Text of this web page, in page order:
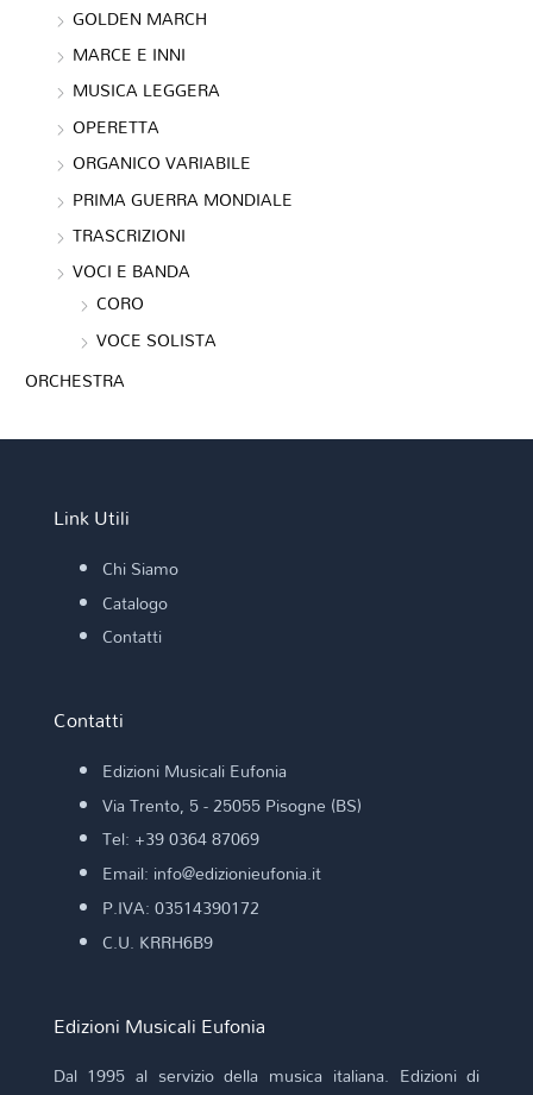
GOLDEN MARCH
MARCE E INNI
MUSICA LEGGERA
OPERETTA
ORGANICO VARIABILE
PRIMA GUERRA MONDIALE
TRASCRIZIONI
VOCI E BANDA
CORO
VOCE SOLISTA
ORCHESTRA
Link Utili
Chi Siamo
Catalogo
Contatti
Contatti
Edizioni Musicali Eufonia
Via Trento, 5 - 25055 Pisogne (BS)
Tel: +39 0364 87069
Email: info@edizionieufonia.it
P.IVA: 03514390172
C.U. KRRH6B9
Edizioni Musicali Eufonia
Dal 1995 al servizio della musica italiana. Edizioni di